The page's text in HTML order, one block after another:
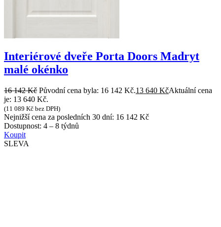
Interiérové dveře Porta Doors Madryt
malé okénko
16 142Kč Původní cena byla: 16 142 Kč.13 640 KčAktuální cena
je: 13 640 Kč.
(11 089 Kč bez DPH)
Nejnižší cena za posledních 30 dní: 16 142 Kč
Dostupnost: 4 – 8 týdnů
Koupit
SLEVA